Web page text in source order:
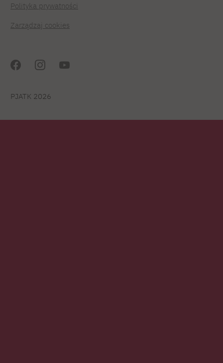
Polityka prywatności
Zarządzaj cookies
PJATK 2026